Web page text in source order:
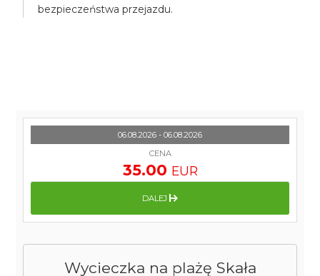
bezpieczeństwa przejazdu.
Wycieczka na plażę Skała
06.08.2026 - 06.08.2026
CENA
35.00 EUR
DALEJ